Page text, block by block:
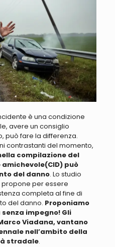
è una condizione
avere un consiglio
può fare la differenza.
contrastanti del momento,
compilazione del
può
del danno. Lo studio
propone per essere
completa al fine di
del danno. Proponiamo
impegno! Gli
Viadana, vantano
nell’ambito della
stradale.